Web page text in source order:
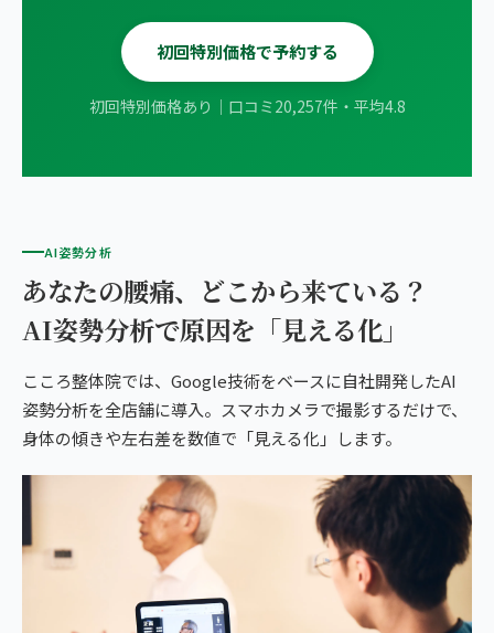
初回特別価格で予約する
初回特別価格あり｜口コミ20,257件・平均4.8
AI姿勢分析
あなたの腰痛、どこから来ている？
AI姿勢分析で原因を「見える化」
こころ整体院では、Google技術をベースに自社開発したAI
姿勢分析を全店舗に導入。スマホカメラで撮影するだけで、
身体の傾きや左右差を数値で「見える化」します。